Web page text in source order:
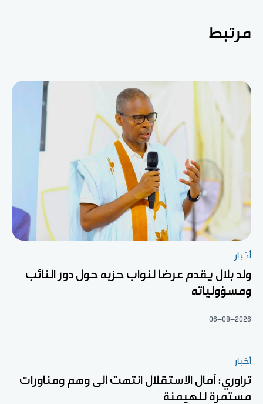
مرتبط
أخبار
ولد بلال يقدم عرضا لنواب حزبه حول دور النائب
ومسؤولياته
06-08-2026
أخبار
تراوري: آمال الاستقلال انتهت إلى وهم ومناورات
مستمرة للهيمنة